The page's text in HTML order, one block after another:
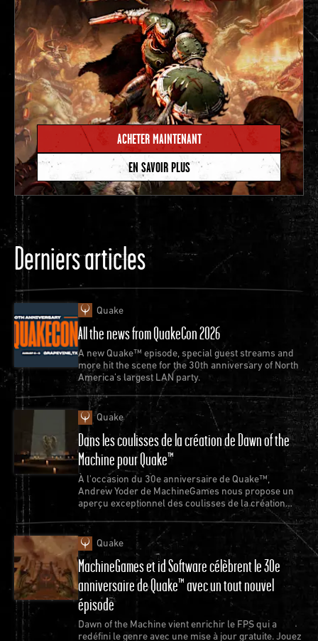
ACHETER MAINTENANT
EN SAVOIR PLUS
Derniers articles
Quake
All the news from QuakeCon 2026
A new Quake™ episode, special guest streams and
more hit the scene for the 30th anniversary of North
America’s largest LAN party.
Quake
Dans les coulisses de la création de Dawn of the
Machine pour Quake™
À l'occasion du 30e anniversaire de Quake™,
Andrew Yoder de MachineGames nous propose un
aperçu exceptionnel des coulisses de la création
d'un nouvel épisode de Quake.
Quake
MachineGames et id Software célèbrent le 30e
anniversaire de Quake™ avec un tout nouvel
épisode
Dawn of the Machine vient enrichir le FPS qui a
redéfini le genre avec une mise à jour gratuite. Jouez